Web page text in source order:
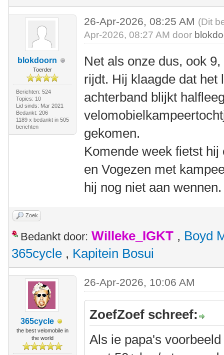
blokdoorn
Toerder
Berichten: 524
Topics: 10
Lid sinds: Mar 2021
Bedankt: 206
1189 x bedankt in 505
berichten
26-Apr-2026, 08:25 AM (Dit
Apr-2026, 08:27 AM door
Net als onze dus, ook
rijdt. Hij klaagde dat het
achterband blijkt
gekomen.
Komende week fietst hij
en Vogezen met
hij nog niet aan wennen.
Zoek
Bedankt door: Willeke_IGKT , Boyd
365cycle , Kapitein Bosui
365cycle
the best velomobile in
the world
26-Apr-2026, 10:06 AM
ZoefZoef schreef:
Als ie papa's